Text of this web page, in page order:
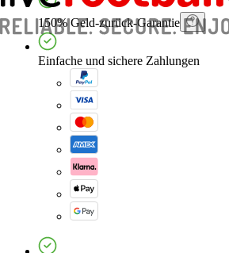
150% Geld-zurück-Garantie
Einfache und sichere Zahlungen